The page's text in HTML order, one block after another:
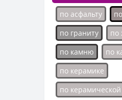
по асфальту
по граниту
по
по камню
по
по керамике
по